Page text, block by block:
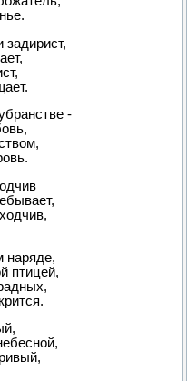
-
наряде,
птицей,